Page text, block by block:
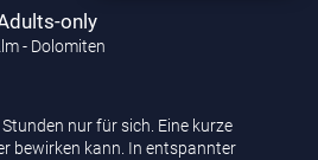
only
- Dolomiten
nur für sich. Eine kurze
bewirken kann. In entspannter